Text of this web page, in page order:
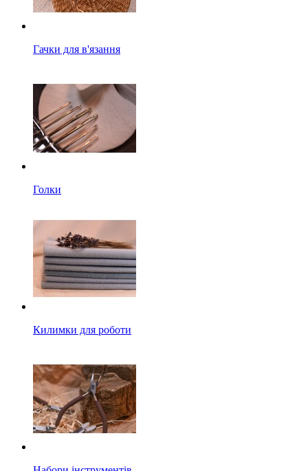
Гачки для в'язання
Голки
Килимки для роботи